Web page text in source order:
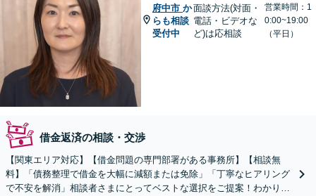
府中市 か
らも相談
受付中
面談方法(対面・
電話・ビデオな
ど)は応相談
営業時間：1
0:00~19:00
（平日）
借金返済の相談・交渉
【関東エリア対応】【借金問題の専門部署がある事務所】【相談無
料】「債務整理で借金を大幅に減額または免除」「丁寧なヒアリング
で不安を解消」相談者さまにとってベストな選択をご提案！わかりや